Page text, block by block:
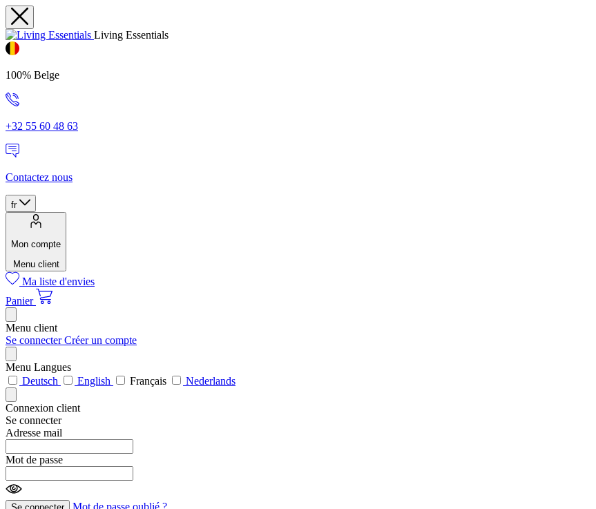
Living Essentials
100% Belge
+32 55 60 48 63
Contactez nous
fr
Mon compte
Menu client
Ma liste d'envies
Panier
Menu client
Se connecterCréer un compte
Menu Langues
Deutsch
English Français Nederlands
Connexion client
Se connecter
Adresse mail
Mot de passe
Mot de passe oublié ?